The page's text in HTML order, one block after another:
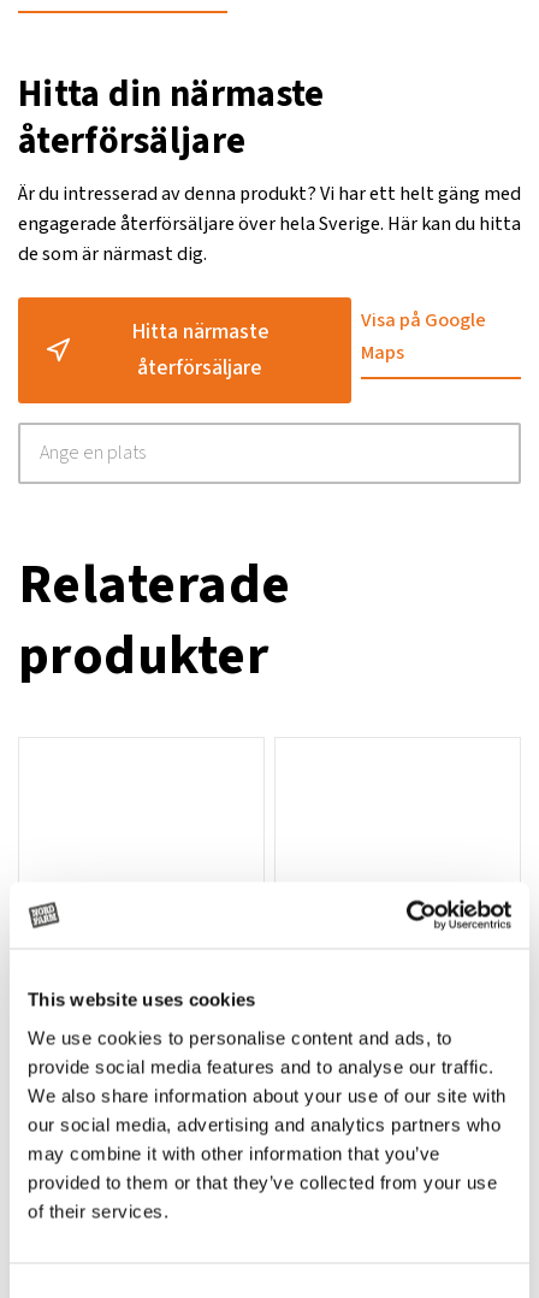
This website uses cookies
We use cookies to personalise content and ads, to
provide social media features and to analyse our traffic.
We also share information about your use of our site with
our social media, advertising and analytics partners who
may combine it with other information that you’ve
provided to them or that they’ve collected from your use
of their services.
Hitta din närmaste
återförsäljare
Är du intresserad av denna produkt? Vi har ett helt gäng med
engagerade återförsäljare över hela Sverige. Här kan du hitta
de som är närmast dig.
Hitta närmaste
återförsäljare
Visa på Google
Maps
Relaterade
produkter
Lägg till i varukorg
Rotor, komplett med slagor
OR80013456G
35 730kr (ex. moms)
Grön truckknapp
A00220
530 kr (ex. moms)